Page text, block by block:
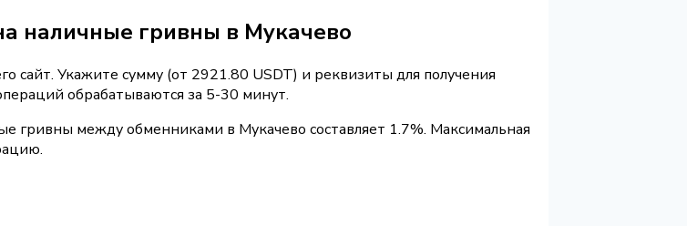
наличные гривны в Мукачево
сайт. Укажите сумму (от 2921.80 USDT) и реквизиты для получения
обрабатываются за 5-30 минут.
гривны между обменниками в Мукачево составляет 1.7%. Максимальная